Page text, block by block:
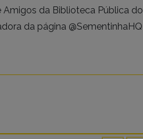
Amigos da Biblioteca Pública do
da página @SementinhaHQ